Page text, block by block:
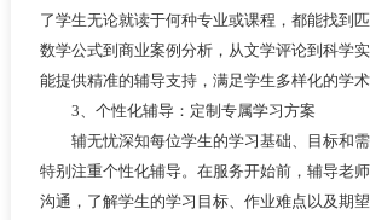
了学生无论就读于何种专业或课程，都能找到
数学公式到商业案例分析，从文学评论到科学
能提供精准的辅导支持，满足学生多样化的学术
3、个性化辅导：定制专属学习方案
辅无忧深知每位学生的学习基础、目标和需
特别注重个性化辅导。在服务开始前，辅导老
沟通，了解学生的学习目标、作业难点以及期